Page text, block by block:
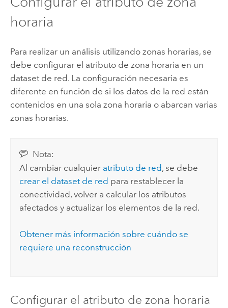
horaria
Para realizar un análisis utilizando zonas horarias, se
debe configurar el atributo de zona horaria en un
dataset de red. La configuración necesaria es
diferente en función de si los datos de la red están
contenidos en una sola zona horaria o abarcan varias
zonas horarias.
Nota:
Al cambiar cualquier atributo de red, se debe
crear el dataset de red para restablecer la
conectividad, volver a calcular los atributos
afectados y actualizar los elementos de la red.
Obtener más información sobre cuándo se
requiere una reconstrucción
Configurar el atributo de zona horaria